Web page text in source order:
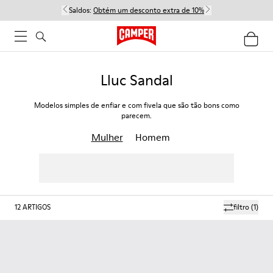
Saldos: Obtém um desconto extra de 10%
Lluc Sandal
Modelos simples de enfiar e com fivela que são tão bons como
parecem.
Mulher Homem
filtro(1)
12ARTIGOS